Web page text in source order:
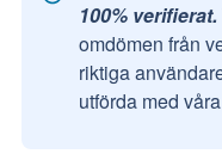
100% verifierat.
omdömen från
riktiga
utförda med